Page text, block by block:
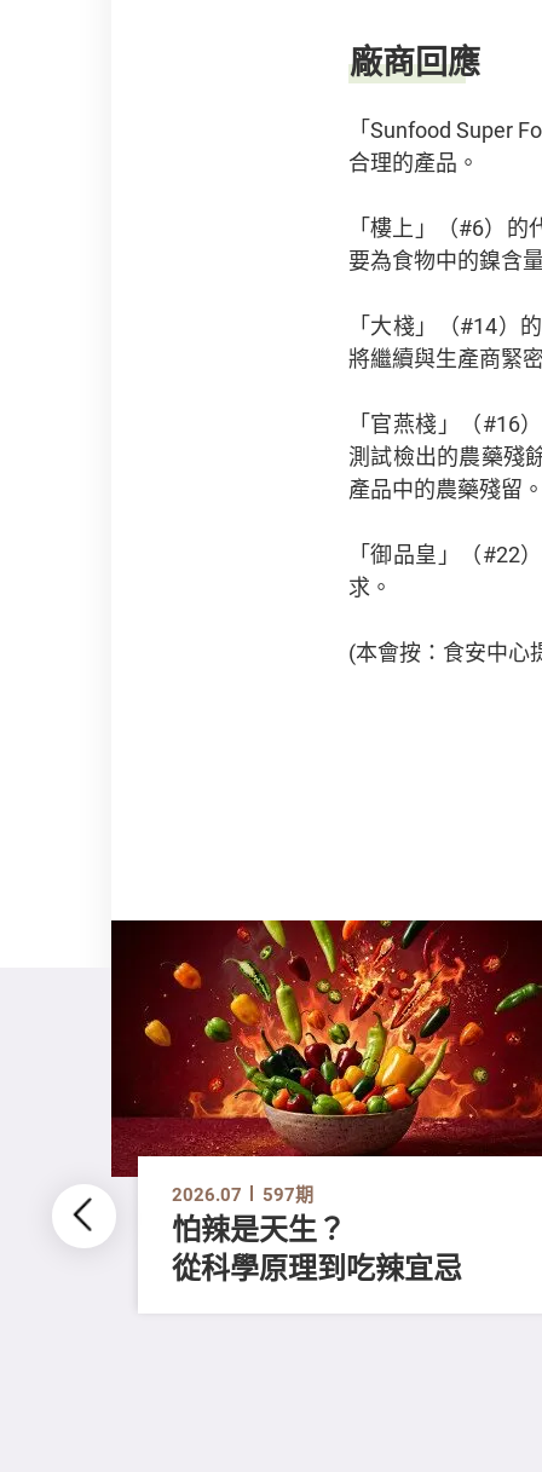
廠商回應
「Sunfood Super
合理的產品。
「樓上」（#6）
要為食物中的鎳含
「大棧」（#14）
將繼續與生產商緊
「官燕棧」（#16
測試檢出的農藥殘
產品中的農藥殘留
「御品皇」（#22
求。
(本會按：食安中心
2026.07 597期
怕辣是天生？
從科學原理到吃辣宜忌